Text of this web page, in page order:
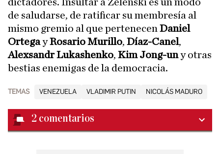
de saludarse, de ratificar su membresía al
mismo gremio al que pertenecen Daniel
OrtegayRosario Murillo, Díaz-Canel,
Alexsandr Lukashenko, Kim Jong-uny otras
bestias enemigas de la democracia.
TEMAS VENEZUELA VLADIMIR PUTIN NICOLÁS MADURO
2 comentarios